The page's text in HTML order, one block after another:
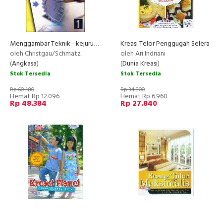
Menggambar Teknik - kejuruan Logam
oleh Christgau/Schmatz
(Angkasa)
Stok Tersedia
Rp 60.480
Hemat Rp 12.096
Rp 48.384
Kreasi Telor Penggugah Selera
oleh Ari Indriani
(Dunia Kreasi)
Stok Tersedia
Rp 34.800
Hemat Rp 6.960
Rp 27.840